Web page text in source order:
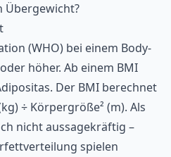
Übergewicht?
(WHO) bei einem Body-
höher. Ab einem BMI
Der BMI berechnet
÷ Körpergröße² (m). Als
nicht aussagekräftig –
spielen